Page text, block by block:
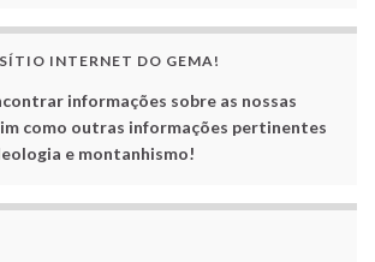
INTERNET DO GEMA!
informações sobre as nossas
como outras informações pertinentes
e montanhismo!